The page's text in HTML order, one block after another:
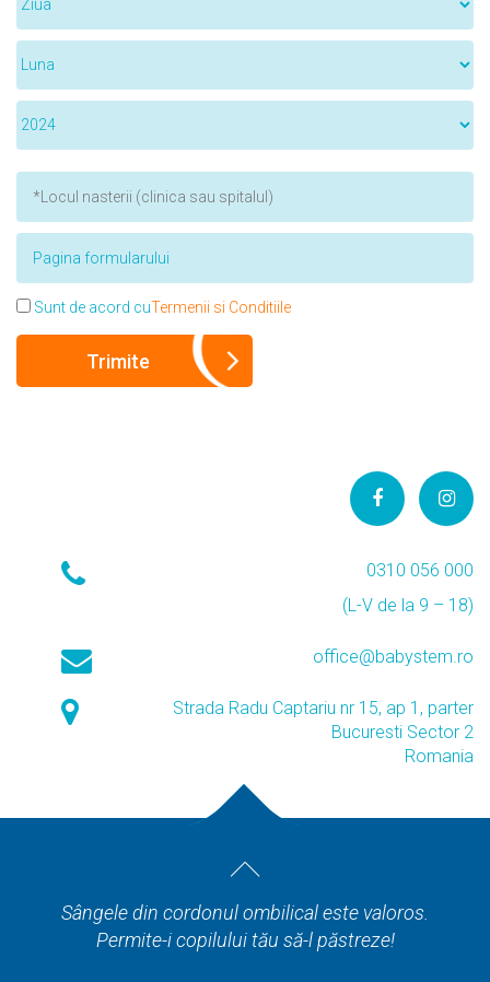
Sunt de acord cuTermenii si Conditiile
0310 056 000
(L-V de la 9 – 18)
office@babystem.ro
Strada Radu Captariu nr 15, ap 1, parter
Bucuresti Sector 2
Romania
Sângele din cordonul ombilical este valoros.
Permite-i copilului tău să-l păstreze!